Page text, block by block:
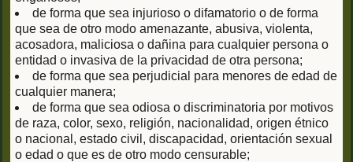
de forma que sea injurioso o difamatorio o de forma
que sea de otro modo amenazante, abusiva, violenta,
acosadora, maliciosa o dañina para cualquier persona o
entidad o invasiva de la privacidad de otra persona;
de forma que sea perjudicial para menores de edad de
cualquier manera;
de forma que sea odiosa o discriminatoria por motivos
de raza, color, sexo, religión, nacionalidad, origen étnico
o nacional, estado civil, discapacidad, orientación sexual
o edad o que es de otro modo censurable;